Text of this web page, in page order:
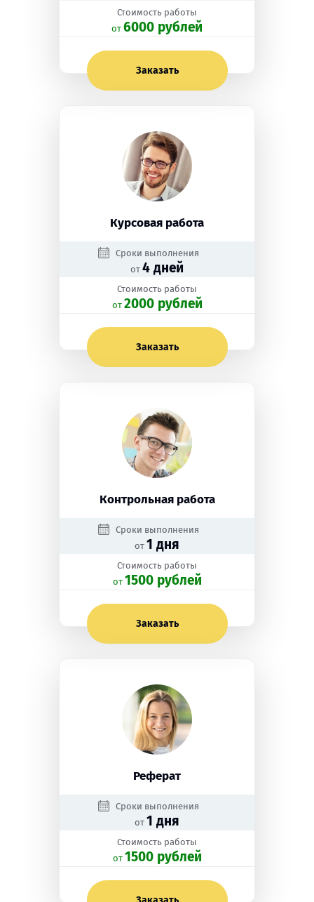
Стоимость работы
oт 6000 рублей
Заказать
Курсовая работа
Сроки выполнения
от 4 дней
Стоимость работы
oт 2000 рублей
Заказать
Контрольная работа
Сроки выполнения
от 1 дня
Стоимость работы
oт 1500 рублей
Заказать
Реферат
Сроки выполнения
от 1 дня
Стоимость работы
oт 1500 рублей